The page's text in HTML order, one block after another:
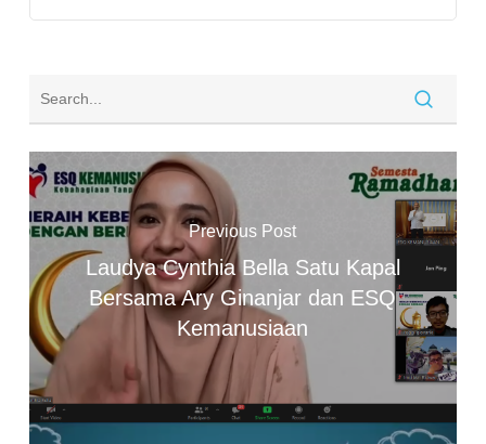
Previous Post
Laudya Cynthia Bella Satu Kapal
Bersama Ary Ginanjar dan ESQ
Kemanusiaan